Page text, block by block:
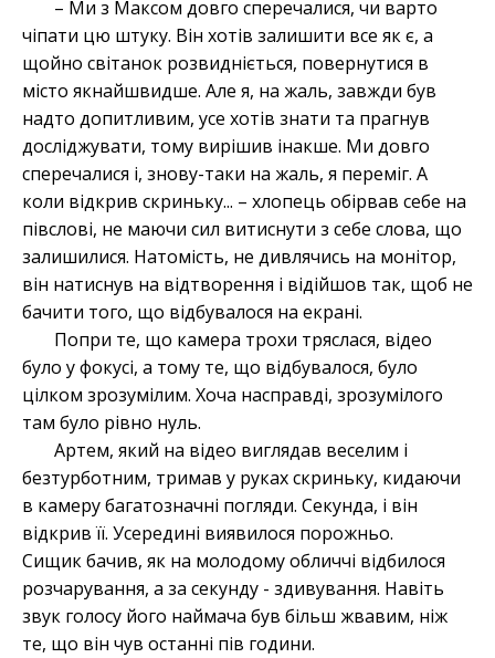
– Ми з Максом довго сперечалися, чи варто
чіпати цю штуку. Він хотів залишити все як є, а
щойно світанок розвидніється, повернутися в
місто якнайшвидше. Але я, на жаль, завжди був
надто допитливим, усе хотів знати та прагнув
досліджувати, тому вирішив інакше. Ми довго
сперечалися і, знову-таки на жаль, я переміг. А
коли відкрив скриньку... – хлопець обірвав себе на
півслові, не маючи сил витиснути з себе слова, що
залишилися. Натомість, не дивлячись на монітор,
він натиснув на відтворення і відійшов так, щоб не
бачити того, що відбувалося на екрані.
Попри те, що камера трохи тряслася, відео
було у фокусі, а тому те, що відбувалося, було
цілком зрозумілим. Хоча насправді, зрозумілого
там було рівно нуль.
Артем, який на відео виглядав веселим і
безтурботним, тримав у руках скриньку, кидаючи
в камеру багатозначні погляди. Секунда, і він
відкрив її. Усередині виявилося порожньо.
Сищик бачив, як на молодому обличчі відбилося
розчарування, а за секунду - здивування. Навіть
звук голосу його наймача був більш жвавим, ніж
те, що він чув останні пів години.